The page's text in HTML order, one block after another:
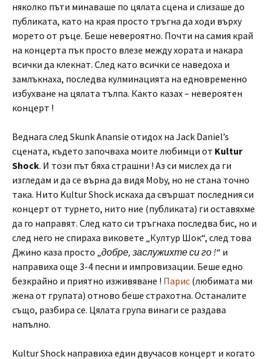
няколко пъти минаваше по цялата сцена и слизаше до
публиката, като на края просто тръгна да ходи върху
морето от ръце. Беше невероятно. Почти на самия край
на концерта пък просто влезе между хората и накара
всички да клекнат. След като всички се наведоха и
замлъкнаха, последва кулминацията на едновременно
избухване на цялата тълпа. Както казах – невероятен
концерт !
Веднага след Skunk Anansie отидох на Jack Daniel’s
сцената, където започваха моите любимци от Kultur
Shock. И този път бяха страшни ! Аз си мислех да ги
изгледам и да се върна да видя Moby, но не стана точно
така. Нито Kultur Shock искаха да свършат последния си
концерт от турнето, нито ние (публиката) ги оставяхме
да го направят. След като си тръгнаха последва бис, но и
след него не спираха виковете „Култур Шок“, след това
Джино каза просто „добре, заслужихте си го !“ и
направиха още 3-4 песни и импровизации. Беше едно
безкрайно и приятно изживяване ! Парис (любимата ми
жена от групата) отново беше страхотна. Останалите
също, разбира се. Цялата група винаги се раздава
напълно.
Kultur Shock направиха един двучасов концерт и когато